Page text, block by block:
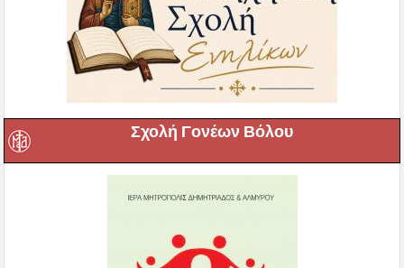
Σχολή Γονέων Βόλου